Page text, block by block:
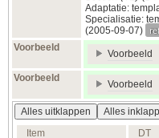
Adaptatie:
Specialisatie:
(2005‑09‑07)
Voorbeeld
Voorbeeld
Voorbeeld
Voorbeeld
Alles uitklappen
Alles
Item
DT